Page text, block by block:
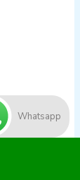
Whatsapp